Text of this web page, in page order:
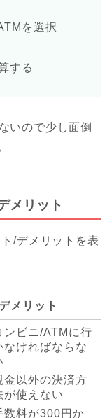
を選択
する
いので少し面倒
メリット
/デメリットを表
デメリット
ンビニ/ATMに行
なければならな
金以外の決済方
が使えない
数料が300円か